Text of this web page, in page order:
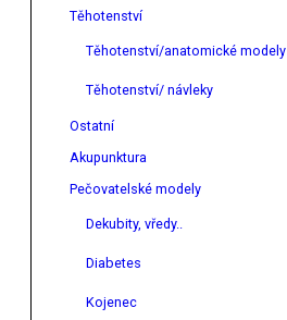
Těhotenství
Těhotenství/anatomické modely
Těhotenství/ návleky
Ostatní
Akupunktura
Pečovatelské modely
Dekubity, vředy..
Diabetes
Kojenec